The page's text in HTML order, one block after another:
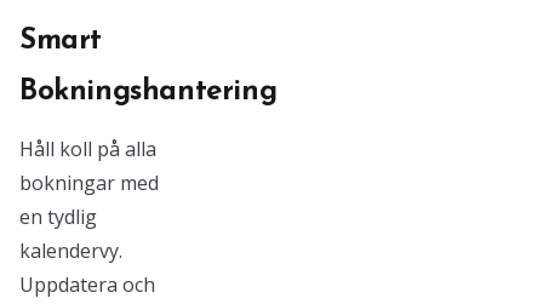
Smart
Bokningshantering
Håll koll på alla
bokningar med
en tydlig
kalendervy.
Uppdatera och